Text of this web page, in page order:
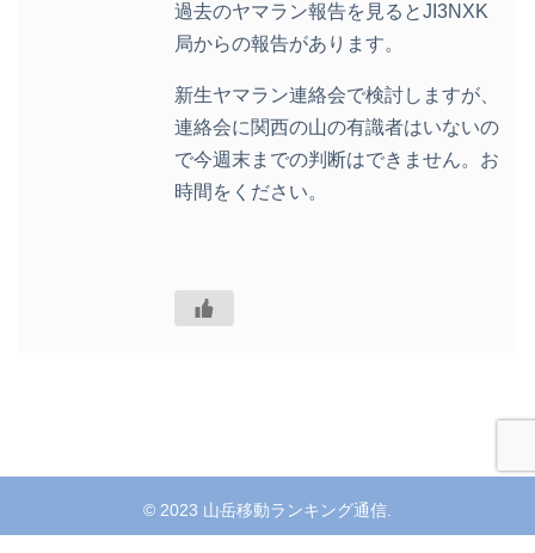
過去のヤマラン報告を見るとJI3NXK
局からの報告があります。
新生ヤマラン連絡会で検討しますが、
連絡会に関西の山の有識者はいないの
で今週末までの判断はできません。お
時間をください。
© 2023 山岳移動ランキング通信.